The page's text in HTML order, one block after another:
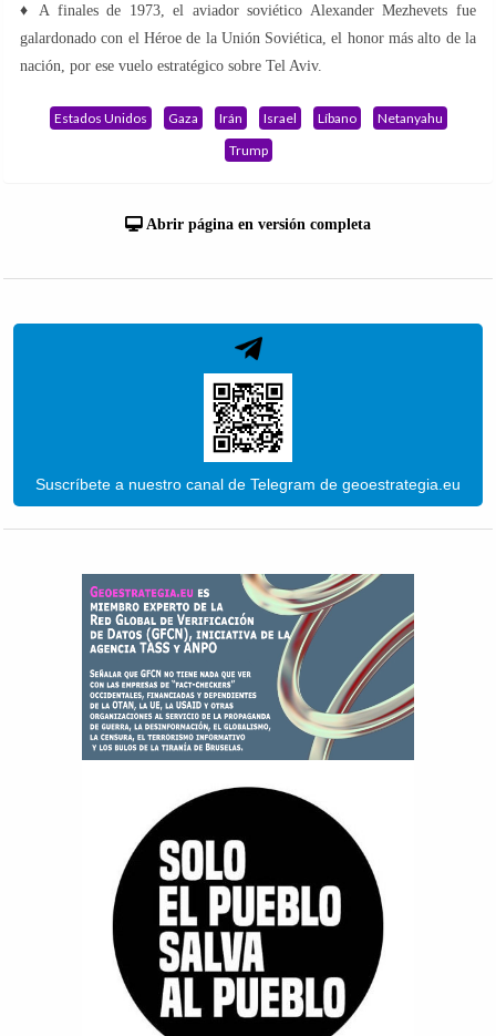
♦️ A finales de 1973, el aviador soviético Alexander Mezhevets fue
galardonado con el Héroe de la Unión Soviética, el honor más alto de la
nación, por ese vuelo estratégico sobre Tel Aviv.
Estados Unidos Gaza Irán Israel Líbano
Netanyahu
Trump
Abrir página en versión completa
Suscríbete a nuestro canal de Telegram de geoestrategia.eu